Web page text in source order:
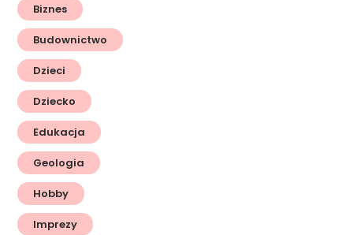
Biznes
Budownictwo
Dzieci
Dziecko
Edukacja
Geologia
Hobby
Imprezy